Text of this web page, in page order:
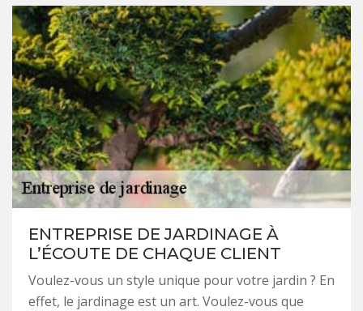
ENTREPRISE DE JARDINAGE À
L’ÉCOUTE DE CHAQUE CLIENT
Voulez-vous un style unique pour votre jardin ? En
effet, le jardinage est un art. Voulez-vous que